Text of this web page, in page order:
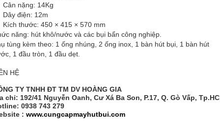
nặng: 14Kg
điện: 12m
thước: 450 × 415 × 570 mm
năng: hút khô/nước và các bụi bẩn công nghiệp.
tùng kèm theo: 1 ống nhúng, 2 ống inox, 1 bàn hút bụi, 1 bàn hút
1 đầu tròn, 1 đầu dẹt.
HỆ
TY TNHH ĐT TM DV HOÀNG GIA
chỉ: 192/41 Nguyễn Oanh, Cư Xá Ba Son, P.17, Q. Gò Vấp,
0938 743 279
: www.cungcapmayhutbui.com